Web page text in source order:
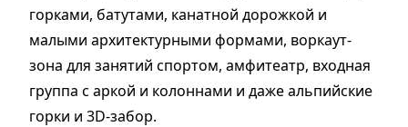
горками, батутами, канатной дорожкой и
малыми архитектурными формами, воркаут-
зона для занятий спортом, амфитеатр, входная
группа с аркой и колоннами и даже альпийские
горки и 3D-забор.